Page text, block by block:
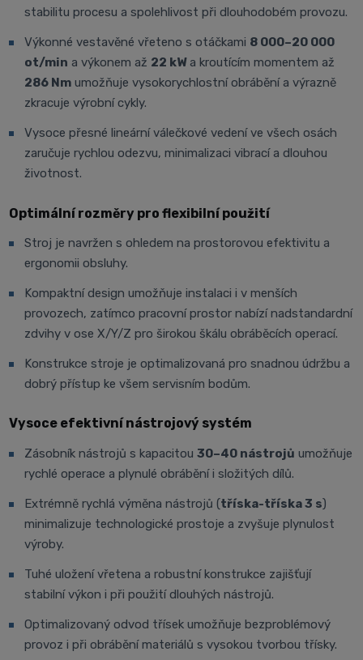
stabilitu procesu a spolehlivost při dlouhodobém provozu.
Výkonné vestavěné vřeteno s otáčkami 8 000–20 000
ot/min a výkonem až 22 kWa kroutícím momentem až
286 Nm umožňuje vysokorychlostní obrábění a výrazně
zkracuje výrobní cykly.
Vysoce přesné lineární válečkové vedení ve všech osách
zaručuje rychlou odezvu, minimalizaci vibrací a dlouhou
životnost.
Optimální rozměry pro flexibilní použití
Stroj je navržen s ohledem na prostorovou efektivitu a
ergonomii obsluhy.
Kompaktní design umožňuje instalaci i v menších
provozech, zatímco pracovní prostor nabízí nadstandardní
zdvihy v ose X/Y/Z pro širokou škálu obráběcích operací.
Konstrukce stroje je optimalizovaná pro snadnou údržbu a
dobrý přístup ke všem servisním bodům.
Vysoce efektivní nástrojový systém
Zásobník nástrojů s kapacitou 30–40 nástrojů umožňuje
rychlé operace a plynulé obrábění i složitých dílů.
Extrémně rychlá výměna nástrojů (tříska-tříska 3 s)
minimalizuje technologické prostoje a zvyšuje plynulost
výroby.
Tuhé uložení vřetena a robustní konstrukce zajišťují
stabilní výkon i při použití dlouhých nástrojů.
Optimalizovaný odvod třísek umožňuje bezproblémový
provoz i při obrábění materiálů s vysokou tvorbou třísky.